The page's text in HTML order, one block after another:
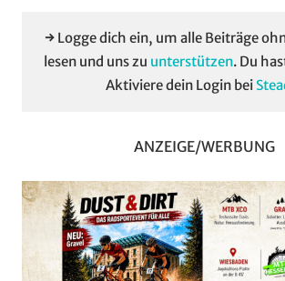
→ Logge dich ein, um alle Beiträge
lesen und uns zu unterstützen. Du
Aktiviere dein Login bei
ANZEIGE/WERBUNG